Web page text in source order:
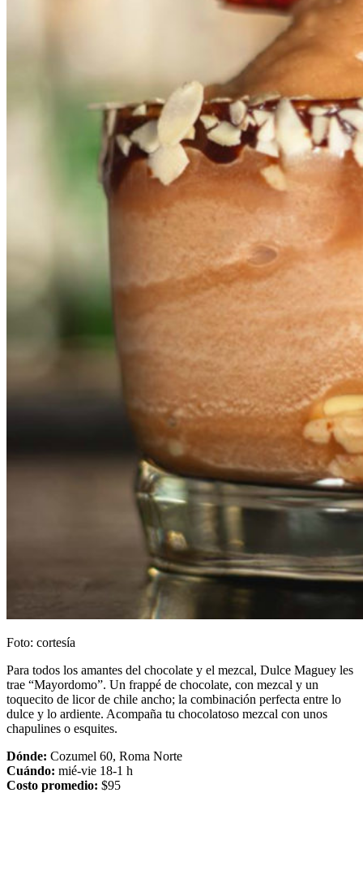
Foto: cortesía
Para todos los amantes del chocolate y el mezcal, Dulce Maguey les
trae “Mayordomo”. Un frappé de chocolate, con mezcal y un
toquecito de licor de chile ancho; la combinación perfecta entre lo
dulce y lo ardiente. Acompaña tu chocolatoso mezcal con unos
chapulines o esquites.
Dónde: Cozumel 60, Roma Norte
Cuándo: mié-vie 18-1 h
Costo promedio: $95